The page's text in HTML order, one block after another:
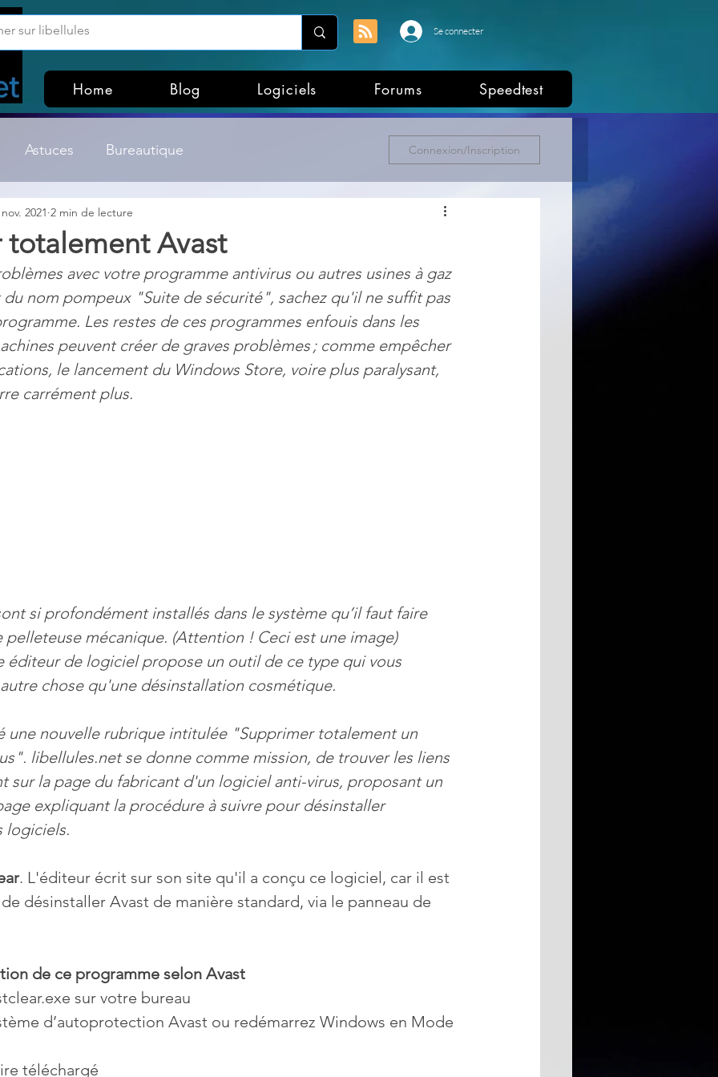
Se connecter
Home Blog Logiciels Forums Speedtest
Astuces Bureautique
Customisation Windows
de fichiers Gestion Système Graphisme
& Photoshop Linux
Connexion/Inscription
Avast
2021 2 min de lecture
avec votre programme antivirus ou autres usines à gaz
nom pompeux "Suite de sécurité", sachez qu'il ne suffit pas
Les restes de ces programmes enfouis dans les
peuvent créer de graves problèmes ; comme empêcher
le lancement du Windows Store, voire plus paralysant,
carrément plus.
si profondément installés dans le système qu’il faut faire
pelleteuse mécanique. (Attention ! Ceci est une image)
éditeur de logiciel propose un outil de ce type qui vous
chose qu'une désinstallation cosmétique.
une nouvelle rubrique intitulée "Supprimer totalement un
libellules.net se donne comme mission, de trouver les liens
sur la page du fabricant d'un logiciel anti-virus, proposant un
expliquant la procédure à suivre pour désinstaller
logiciels.
. L'éditeur écrit sur son site qu'il a conçu ce logiciel, car il est
désinstaller Avast de manière standard, via le panneau de
de ce programme selon Avast
sur votre bureau
d’autoprotection Avast ou redémarrez Windows en Mode
téléchargé